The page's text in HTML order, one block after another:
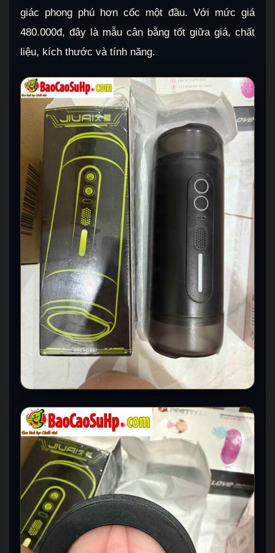
giác phong phú hơn cốc một đầu. Với mức giá
480.000đ, đây là mẫu cân bằng tốt giữa giá, chất
liệu, kích thước và tính năng.